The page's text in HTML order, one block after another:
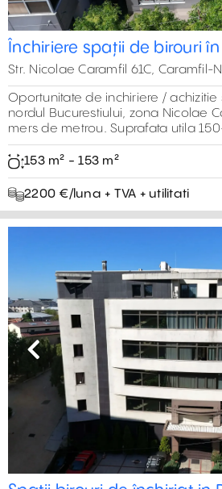
Închiriere spații de birouri în
Str. Nicolae Caramfil 61C, Caramfil-
Oportunitate de inchiriere / achizitie
nordul Bucurestiului, zona Nicolae
mers de metrou. Suprafata utila
153 m² - 153 m²
2200 €/luna + TVA + utilitati
Previous